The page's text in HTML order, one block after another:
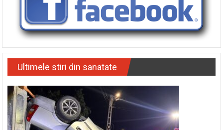
Ultimele stiri din sanatate